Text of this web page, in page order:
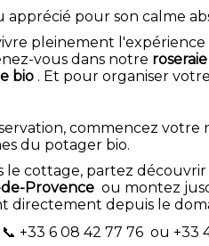
apprécié pour son calme
pleinement
vous dans notre
bio . Et pour organiser
commencez votre
du potager bio.
le cottage, partez découvrir
Provence ou montez
directement depuis le
📞 +33 6 08 42 77 76 ou +33